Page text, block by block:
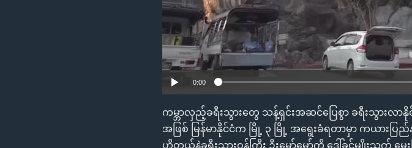
0:00
ကမ္ဘာလှည့်ခရီးသွားတွေ သန့်ရှင်းအဆင်ပြေစွာ ခရီးသွား
အဖြစ် မြန်မာနိုင်ငံက မြို့ ၃ မြို့ အရွေးခံရတာမှာ ကယားပ
ဟိုတယ်နဲ့ခရီးသွားဝန်ကြီး ဦးမော်မော်ကို ဒေါ်ခင်မျိုးသက် မေး